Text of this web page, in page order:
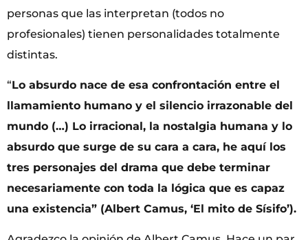
personas que las interpretan (todos no
profesionales) tienen personalidades totalmente
distintas.
“Lo absurdo nace de esa confrontación entre el
llamamiento humano y el silencio irrazonable del
mundo (…) Lo irracional, la nostalgia humana y lo
absurdo que surge de su cara a cara, he aquí los
tres personajes del drama que debe terminar
necesariamente con toda la lógica que es capaz
una existencia” (Albert Camus, ‘El mito de Sísifo’).